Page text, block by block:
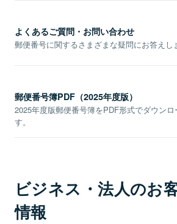
よくあるご質問・お問い合わせ
郵便番号に関するさまざまな疑問にお答えし
郵便番号簿PDF（2025年度版）
2025年度版郵便番号簿をPDF形式でダウンロ
す。
ビジネス・法人のお
情報